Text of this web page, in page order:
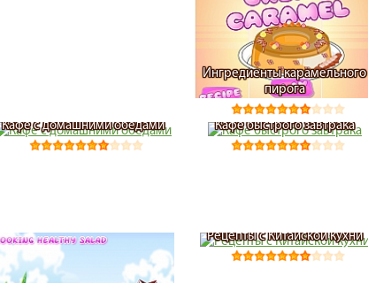
Ингредиенты карамельного
пирога
Кафе с домашними обедами
Кафе быстрого завтрака
Рецепты с Китайской кухни